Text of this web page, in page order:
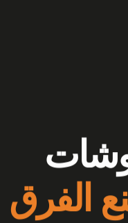
الفرق